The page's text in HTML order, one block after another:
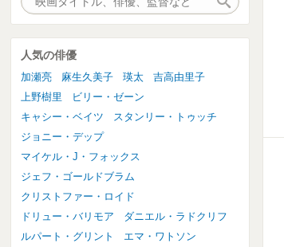
人気の俳優
加瀬亮 麻生久美子 瑛太
吉高由里子
上野樹里
ビリー・ゼーン
キャシー・ベイツ
スタンリー・トゥッチ
ジョニー・デップ
マイケル・J・フォックス
ジェフ・ゴールドブラム
クリストファー・ロイド
ドリュー・バリモア
ダニエル・ラドクリフ
ルパート・グリント
エマ・ワトソン